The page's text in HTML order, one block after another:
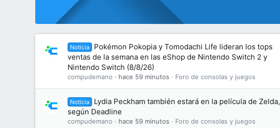
Noticia
Pokémon Pokopia y Tomodachi Life lideran los tops
ventas de la semana en las eShop de Nintendo Switch 2 y
Nintendo Switch (8/8/26)
compudemano hace 59 minutos Foro de consolas y juegos
Noticia
Lydia Peckham también estará en la película de Zelda,
según Deadline
compudemano hace 59 minutos Foro de consolas y juegos